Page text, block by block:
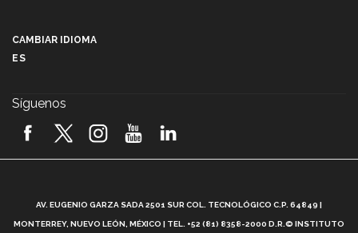
2026! (video)
¿Cómo es el Modelo Educativo Tec? (video)
CAMBIAR IDIOMA
ES
Síguenos
AV. EUGENIO GARZA SADA 2501 SUR COL. TECNOLÓGICO C.P. 64849 |
MONTERREY, NUEVO LEÓN, MÉXICO | TEL. +52 (81) 8358-2000 D.R.© INSTITUTO